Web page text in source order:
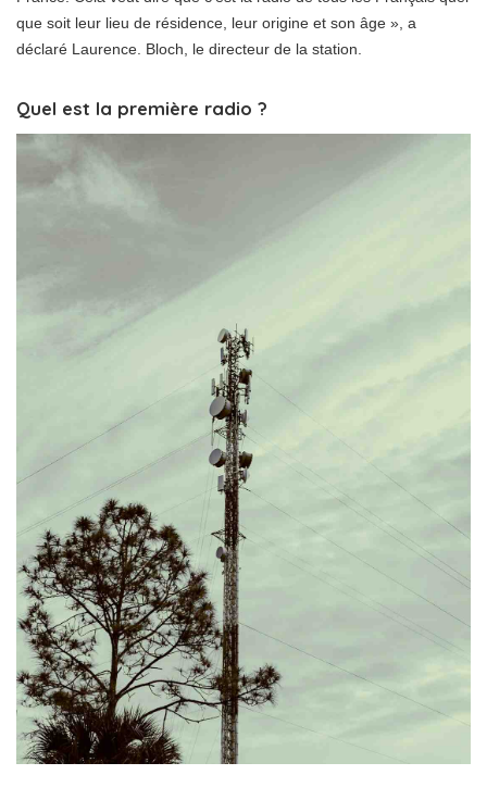
que soit leur lieu de résidence, leur origine et son âge », a
déclaré Laurence. Bloch, le directeur de la station.
Quel est la première radio ?